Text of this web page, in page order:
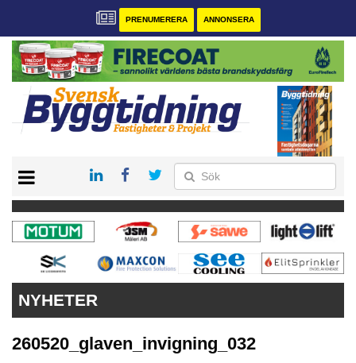
PRENUMERERA ANNONSERA
PRENUMERERA
VÅRA ANDRA MAGASIN
ANNONSERA
NYHETER
260520_glaven_invigning_032